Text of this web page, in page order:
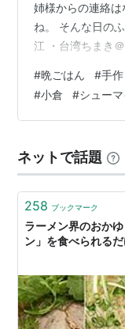
姉様からの連絡
ね。 そんな日の
江 ・台湾ちまき
ら ・九州産大根
じ） 🍶 小倉のお
と豚まんで晩ご
りめ、おいしっ
ッ、もちもちご
#晩ごはん #手
#小倉 #シューマ
ネットで話題
258 ブックマーク
ラーメン界のおか
ン」を食べられる